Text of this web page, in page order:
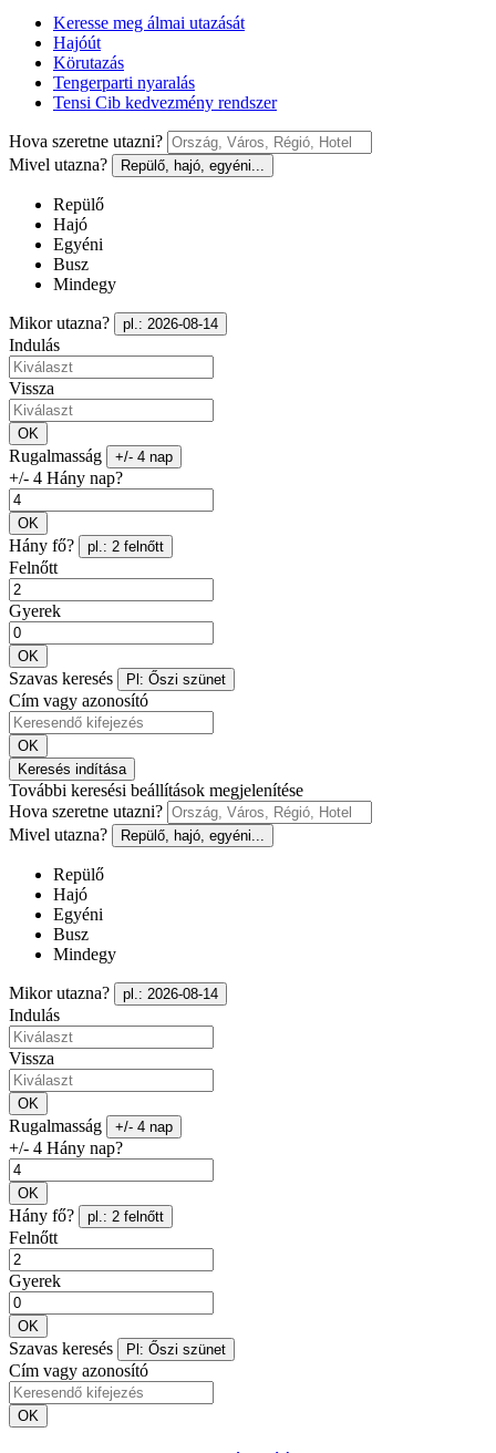
Keresse meg álmai utazását
Hajóút
Körutazás
Tengerparti nyaralás
Tensi Cib kedvezmény rendszer
Hova szeretne utazni?
Mivel utazna?
Repülő, hajó, egyéni...
Repülő
Hajó
Egyéni
Busz
Mindegy
Mikor utazna? pl.: 2026-08-14
Indulás
Vissza
OK
Rugalmasság +/- 4 nap
+/- 4 Hány nap?
OK
Hány fő? pl.: 2 felnőtt
Felnőtt
Gyerek
OK
Szavas keresés Pl: Őszi szünet
Cím vagy azonosító
OK
Keresés indítása
További keresési beállítások megjelenítése
Hova szeretne utazni?
Mivel utazna?
Repülő, hajó, egyéni...
Repülő
Hajó
Egyéni
Busz
Mindegy
Mikor utazna? pl.: 2026-08-14
Indulás
Vissza
OK
Rugalmasság +/- 4 nap
+/- 4 Hány nap?
OK
Hány fő? pl.: 2 felnőtt
Felnőtt
Gyerek
OK
Szavas keresés Pl: Őszi szünet
Cím vagy azonosító
OK